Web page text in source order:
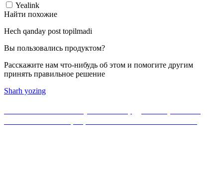
Yealink
Найти похожие
Hech qanday post topilmadi
Вы пользовались продуктом?
Расскажите нам что-нибудь об этом и помогите другим
принять правильное решение
Sharh yozing